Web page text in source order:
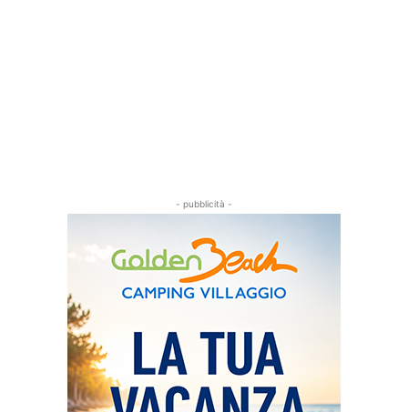
- pubblicità -